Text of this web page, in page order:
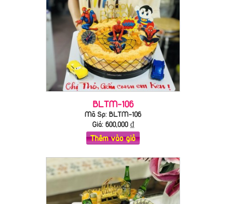
BLTM-106
Mã Sp: BLTM-106
Giá: 600,000₫
Thêm vào giỏ